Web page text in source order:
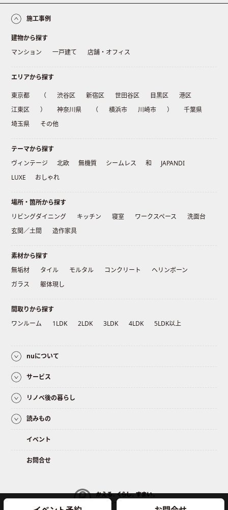
施工事例
建物から探す
マンション
一戸建て 店舗・オフィス
エリアから探す
東京都 （ 渋谷区 新宿区 世田谷区 目黒区
港区
江東区
） 神奈川県 （ 横浜市 川崎市 ）
千葉県
埼玉県
その他
テーマから探す
ヴィンテージ
北欧 無機質 シームレス 和
JAPANDI
LUXE
おしゃれ
場所・箇所から探す
リビングダイニング
キッチン 寝室 ワークスペース
洗面台
玄関／土間
造作家具
素材から探す
無垢材
タイル モルタル コンクリート
ヘリンボーン
ガラス
躯体現し
間取りから探す
ワンルーム
1LDK 2LDK 3LDK 4LDK 5LDK以上
nuについて
サービス
リノベ後の暮らし
読みもの
イベント
お問合せ